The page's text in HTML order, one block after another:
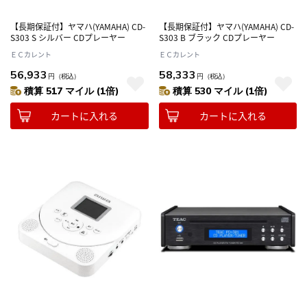
【長期保証付】ヤマハ(YAMAHA) CD-
S303 S シルバー CDプレーヤー
ＥＣカレント
56,933 円 （税込）
積算 517 マイル (1倍)
カートに入れる
【長期保証付】ヤマハ(YAMAHA) CD-
S303 B ブラック CDプレーヤー
ＥＣカレント
58,333 円 （税込）
積算 530 マイル (1倍)
カートに入れる